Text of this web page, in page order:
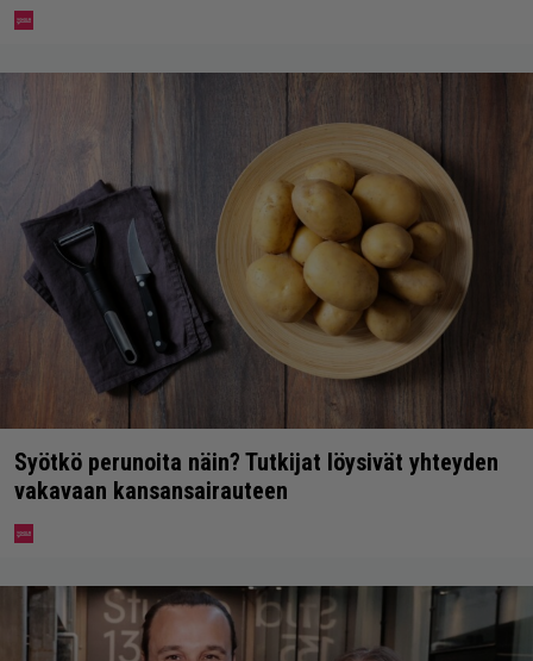
Syötkö perunoita näin? Tutkijat löysivät yhteyden
vakavaan kansansairauteen